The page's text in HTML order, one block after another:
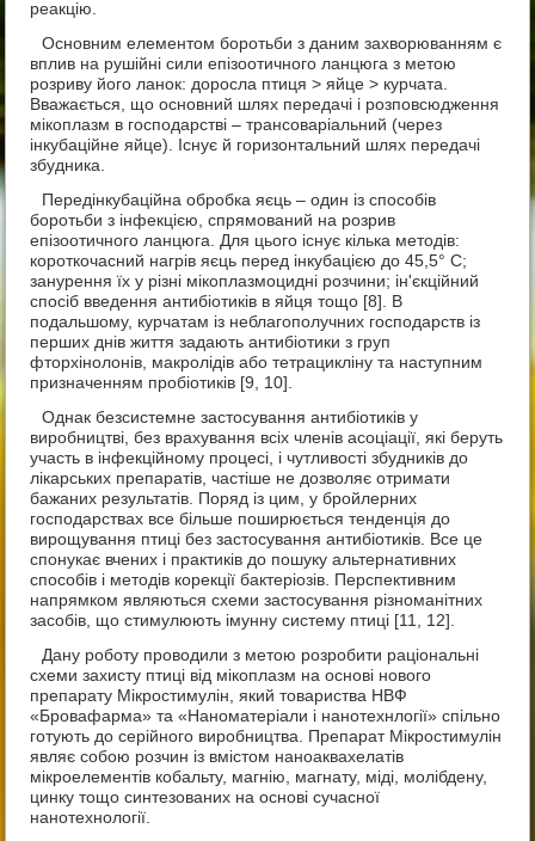
реакцію.
Основним елементом боротьби з даним захворюванням є
вплив на рушійні сили епізоотичного ланцюга з метою
розриву його ланок: доросла птиця > яйце > курчата.
Вважається, що основний шлях передачі і розповсюдження
мікоплазм в господарстві – трансоваріальний (через
інкубаційне яйце). Існує й горизонтальний шлях передачі
збудника.
Передінкубаційна обробка яєць – один із способів
боротьби з інфекцією, спрямований на розрив
епізоотичного ланцюга. Для цього існує кілька методів:
короткочасний нагрів яєць перед інкубацією до 45,5° С;
занурення їх у різні мікоплазмоцидні розчини; ін'єкційний
спосіб введення антибіотиків в яйця тощо [8]. В
подальшому, курчатам із неблагополучних господарств із
перших днів життя задають антибіотики з груп
фторхінолонів, макролідів або тетрацикліну та наступним
призначенням пробіотиків [9, 10].
Однак безсистемне застосування антибіотиків у
виробництві, без врахування всіх членів асоціації, які беруть
участь в інфекційному процесі, і чутливості збудників до
лікарських препаратів, частіше не дозволяє отримати
бажаних результатів. Поряд із цим, у бройлерних
господарствах все більше поширюється тенденція до
вирощування птиці без застосування антибіотиків. Все це
спонукає вчених і практиків до пошуку альтернативних
способів і методів корекції бактеріозів. Перспективним
напрямком являються схеми застосування різноманітних
засобів, що стимулюють імунну систему птиці [11, 12].
Дану роботу проводили з метою розробити раціональні
схеми захисту птиці від мікоплазм на основі нового
препарату Мікростимулін, який товариства НВФ
«Бровафарма» та «Наноматеріали і нанотехнлогії» спільно
готують до серійного виробництва. Препарат Мікростимулін
являє собою розчин із вмістом наноаквахелатів
мікроелементів кобальту, магнію, магнату, міді, молібдену,
цинку тощо синтезованих на основі сучасної
нанотехнології.